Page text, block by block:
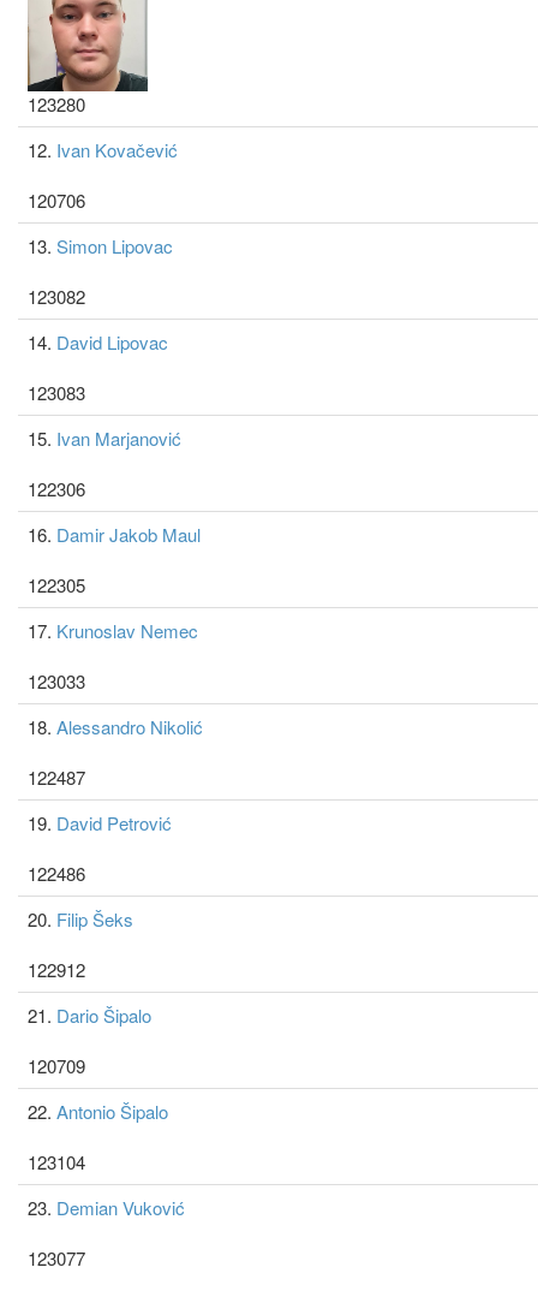
123280
12. Ivan Kovačević
120706
13. Simon Lipovac
123082
14. David Lipovac
123083
15. Ivan Marjanović
122306
16. Damir Jakob Maul
122305
17. Krunoslav Nemec
123033
18. Alessandro Nikolić
122487
19. David Petrović
122486
20. Filip Šeks
122912
21. Dario Šipalo
120709
22. Antonio Šipalo
123104
23. Demian Vuković
123077